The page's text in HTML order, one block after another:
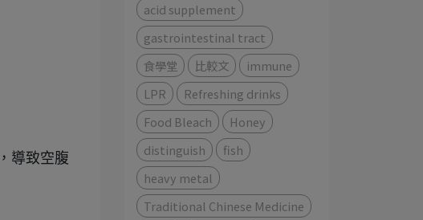
導致空腹
acid supplement
gastrointestinal tract
食學堂
比較文
immune
LPR
Refreshing drinks
Food Bleach
Honey
distinguish
fish
heavy metal
Traditional Chinese Medicine